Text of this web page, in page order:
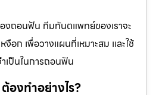
งถอนฟัน ทีมทันตแพทย์ของเราจะ
งือก เพื่อวางแผนที่เหมาะสม และใช้
เป็นในการถอนฟัน
องทำอย่างไร?